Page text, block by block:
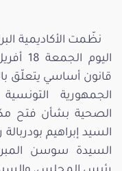
نظّمت الأكاديمية
قانون أساسي يتعلّق
الجمهورية
الصحية بشأن فتح
السيد إبراهيم
السيدة سوسن